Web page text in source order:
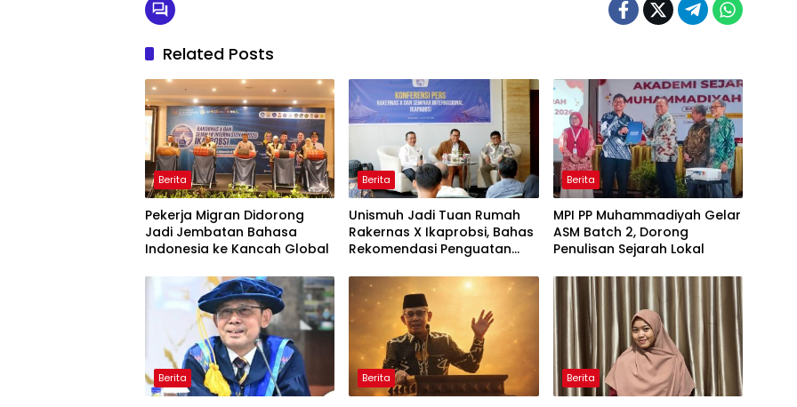
Related Posts
Berita
Pekerja Migran Didorong
Jadi Jembatan Bahasa
Indonesia ke Kancah Global
Berita
Unismuh Jadi Tuan Rumah
Rakernas X Ikaprobsi, Bahas
Rekomendasi Penguatan
Global
Berita
MPI PP Muhammadiyah Gelar
ASM Batch 2, Dorong
Penulisan Sejarah Lokal
Berita Berita Berita